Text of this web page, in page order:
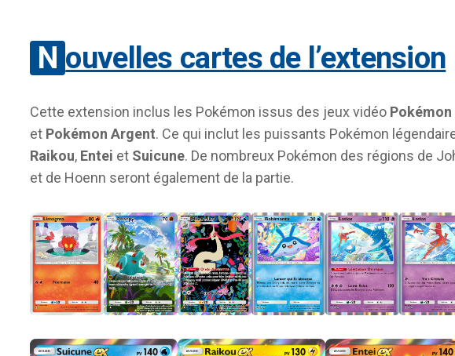
Nouvelles cartes de l’extension
Cette extension inclus les Pokémon issus des jeux vidéo Pokémon
et Pokémon Argent. Ce qui inclut les puissants Pokémon
Raikou, Entei et Suicune. De nombreux Pokémon des régions de
et de Hoenn seront également de la partie.